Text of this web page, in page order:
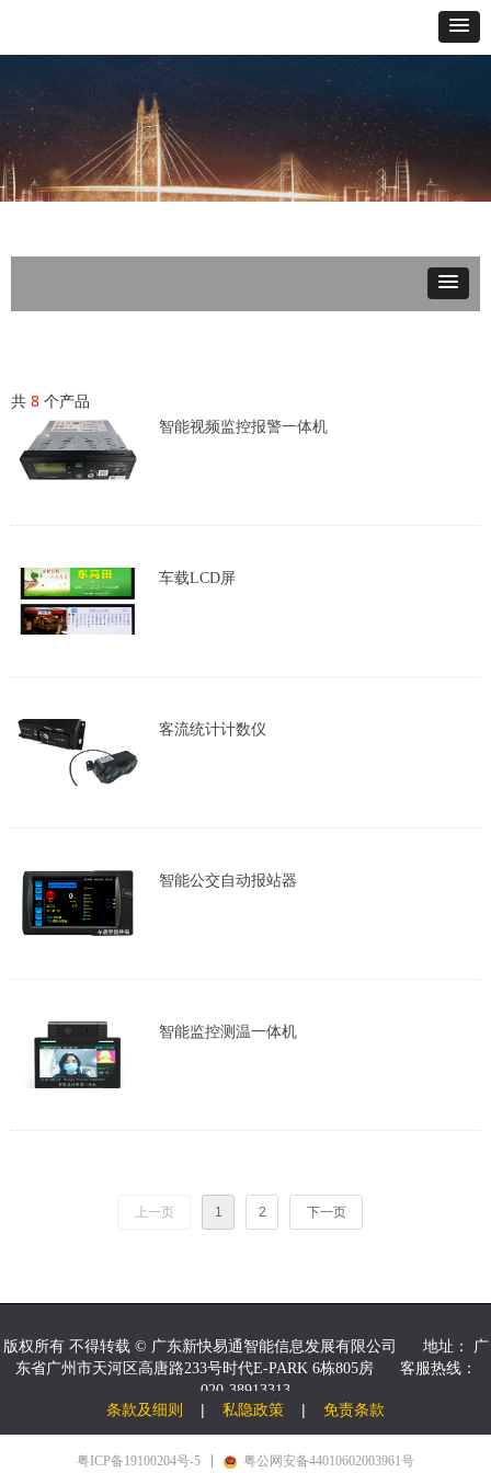
共 8 个产品
智能视频监控报警一体机
车载LCD屏
客流统计计数仪
智能公交自动报站器
智能监控测温一体机
上一页 1 2 下一页
版权所有 不得转载 © 广东新快易通智能信息发展有限公司 地址：
广
东省广州市天河区高唐路233号时代E-PARK 6栋805房
客服热线：
020-38913313
条款及细则 | 私隐政策 | 免责条款
粤ICP备19100204号-5 粤公网安备44010602003961号